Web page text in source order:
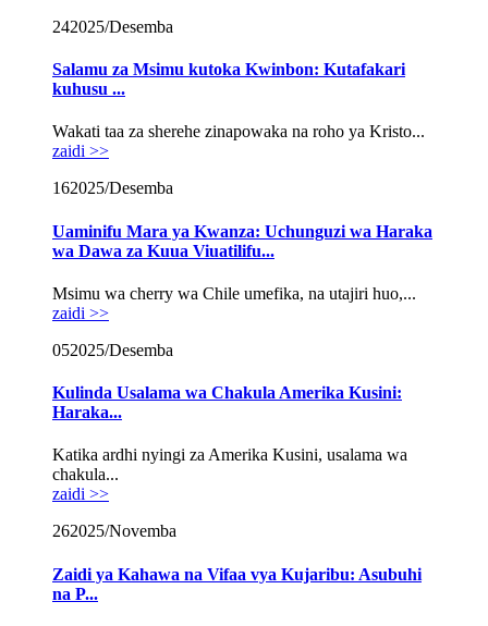
242025/Desemba
Salamu za Msimu kutoka Kwinbon: Kutafakari
kuhusu ...
Wakati taa za sherehe zinapowaka na roho ya Kristo...
zaidi >>
162025/Desemba
Uaminifu Mara ya Kwanza: Uchunguzi wa Haraka
wa Dawa za Kuua Viuatilifu...
Msimu wa cherry wa Chile umefika, na utajiri huo,...
zaidi >>
052025/Desemba
Kulinda Usalama wa Chakula Amerika Kusini:
Haraka...
Katika ardhi nyingi za Amerika Kusini, usalama wa
chakula...
zaidi >>
262025/Novemba
Zaidi ya Kahawa na Vifaa vya Kujaribu: Asubuhi
na P...